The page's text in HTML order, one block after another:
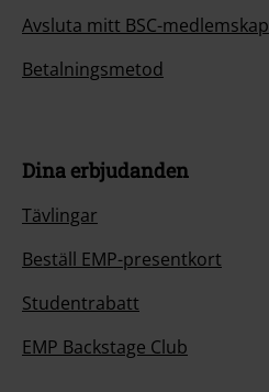
Avsluta mitt BSC-medlemskap
Betalningsmetod
Dina erbjudanden
Tävlingar
Beställ EMP-presentkort
Studentrabatt
EMP Backstage Club